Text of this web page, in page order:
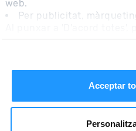
web.
Per publicitat,
instal·lació de les cookies.
Acceptar